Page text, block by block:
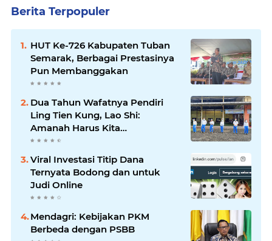
Berita Terpopuler
HUT Ke-726 Kabupaten Tuban
Semarak, Berbagai Prestasinya
Pun Membanggakan
Dua Tahun Wafatnya Pendiri
Ling Tien Kung, Lao Shi:
Amanah Harus Kita
Laksanakan!
Viral Investasi Titip Dana
Ternyata Bodong dan untuk
Judi Online
Mendagri: Kebijakan PKM
Berbeda dengan PSBB